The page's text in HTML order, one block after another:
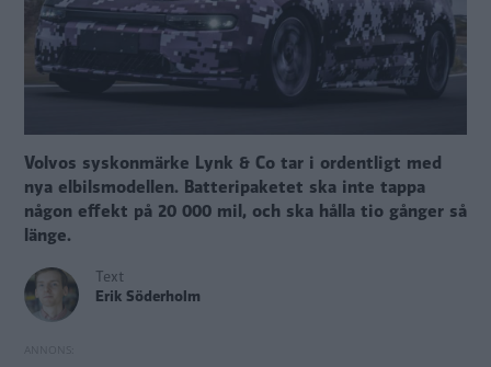
Volvos syskonmärke Lynk & Co tar i ordentligt med
nya elbilsmodellen. Batteripaketet ska inte tappa
någon effekt på 20 000 mil, och ska hålla tio gånger så
länge.
Text
Erik Söderholm